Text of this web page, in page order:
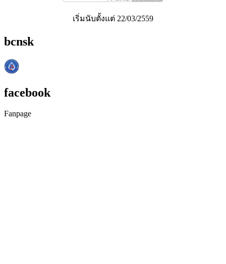
เริ่มนับตั้งแต่ 22/03/2559
bcnsk
facebook
Fanpage